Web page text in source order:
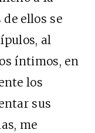
ellos se
al
íntimos, en
los
sus
me